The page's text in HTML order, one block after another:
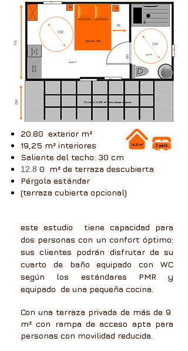
20.80 exterior m²
19,25 m² interiores
Saliente del techo: 30 cm
12.8 0 m² de terraza descubierta
Pérgola estándar
(terraza cubierta opcional)
este estudio
tiene capacidad para
dos personas con un confort óptimo:
sus clientes podrán disfrutar de su
cuarto de baño equipado con WC
según los estándares PMR y
equipado de una pequeña cocina.
Con una terraza privada de más de 9
m² con rampa de acceso apta para
personas con movilidad reducida.